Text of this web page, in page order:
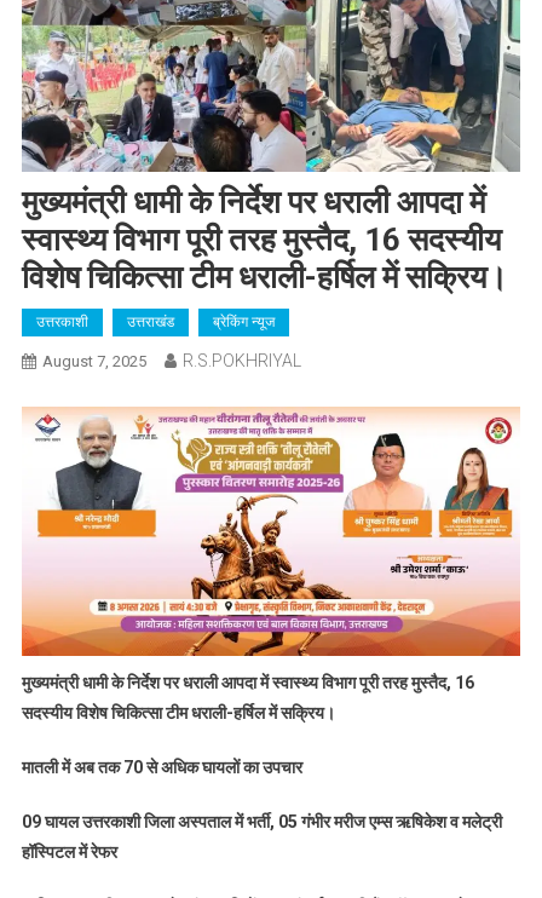
मुख्यमंत्री धामी के निर्देश पर धराली आपदा में
स्वास्थ्य विभाग पूरी तरह मुस्तैद, 16 सदस्यीय
विशेष चिकित्सा टीम धराली-हर्षिल में सक्रिय।
उत्तरकाशी उत्तराखंड ब्रेकिंग न्यूज
August 7, 2025 R.S.POKHRIYAL
मुख्यमंत्री धामी के निर्देश पर धराली आपदा में स्वास्थ्य विभाग पूरी तरह मुस्तैद, 16
सदस्यीय विशेष चिकित्सा टीम धराली-हर्षिल में सक्रिय।
मातली में अब तक 70 से अधिक घायलों का उपचार
09 घायल उत्तरकाशी जिला अस्पताल में भर्ती, 05 गंभीर मरीज एम्स ऋषिकेश व मलेट्री
हॉस्पिटल में रेफर